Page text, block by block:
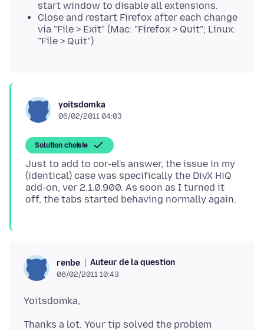
start window to disable all extensions.
Close and restart Firefox after each change
via "File > Exit" (Mac: "Firefox > Quit"; Linux:
"File > Quit")
yoitsdomka
06/02/2011 04:03
Solution choisie
Just to add to cor-el's answer, the issue in my
(identical) case was specifically the DivX HiQ
add-on, ver 2.1.0.900. As soon as I turned it
renbe Auteur de la question
06/02/2011 10:43
Thanks a lot. Your tip solved the problem